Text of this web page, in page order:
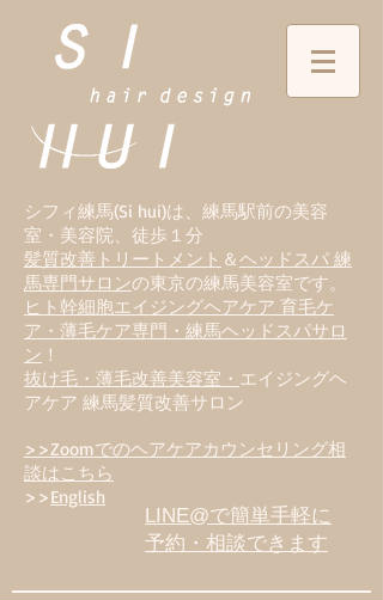
シフィ練馬(Si hui)は、 練馬駅前の美容
室・美容院、徒歩１分
髪質改善トリートメント ＆ヘッドスパ 練
馬専門サロンの東京の練馬美容室です。
ヒト幹細胞エイジングヘアケア 育毛ケ
ア・薄毛ケア専門・練馬ヘッドスパサロ
ン ！
抜け毛・薄毛改善美容室・ エイジングヘ
アケア 練馬髪質改善サロン
>>Zoomでのヘアケアカウンセリング相
談はこちら
>>English
LINE@で簡単手軽に
予約・相談できます